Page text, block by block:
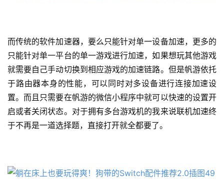
而传统的软件加速器，要么只能针对单一设备加速，更多的
只能针对单一平台的单一游戏进行加速，如果想玩其他游戏
就需要自己手动切换到相应游戏的加速链路。但是帆游依托
于路由器本身的性能，可以同时对多设备进行连接加速设
置。而且只需要在帆游的微信小程序中就可以快速的设置开
启或者关闭状态。对于拥有多台游戏机的我来说联机加速终
于不再是一道选择题，直接打开就全都要了。